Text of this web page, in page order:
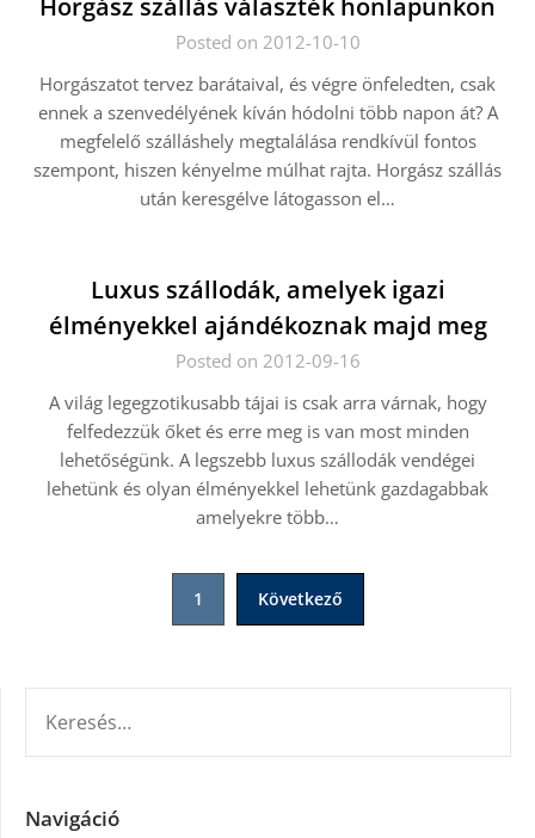
Horgász szállás választék honlapunkon
Posted on 2012-10-10
Horgászatot tervez barátaival, és végre önfeledten, csak
ennek a szenvedélyének kíván hódolni több napon át? A
megfelelő szálláshely megtalálása rendkívül fontos
szempont, hiszen kényelme múlhat rajta. Horgász szállás
után keresgélve látogasson el…
Luxus szállodák, amelyek igazi
élményekkel ajándékoznak majd meg
Posted on 2012-09-16
A világ legegzotikusabb tájai is csak arra várnak, hogy
felfedezzük őket és erre meg is van most minden
lehetőségünk. A legszebb luxus szállodák vendégei
lehetünk és olyan élményekkel lehetünk gazdagabbak
amelyekre több…
1 Következő
Navigáció